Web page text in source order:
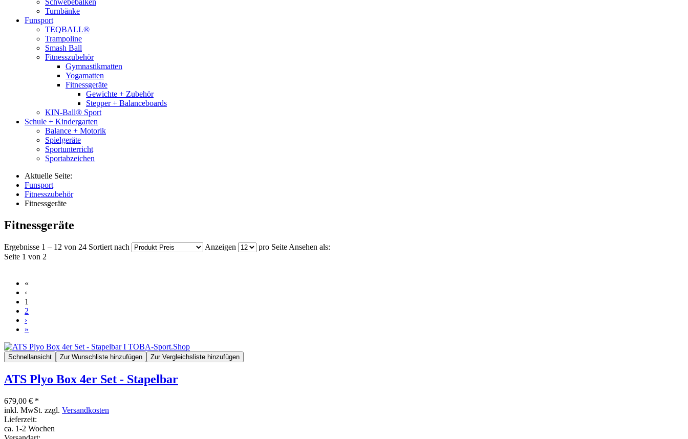
Schwebebalken
Turnbänke
Funsport
TEQBALL®
Trampoline
Smash Ball
Fitnesszubehör
Gymnastikmatten
Yogamatten
Fitnessgeräte
Gewichte + Zubehör
Stepper + Balanceboards
KIN-Ball® Sport
Schule + Kindergarten
Balance + Motorik
Spielgeräte
Sportunterricht
Sportabzeichen
Aktuelle Seite:
Funsport
Fitnesszubehör
Fitnessgeräte
Fitnessgeräte
Ergebnisse 1 – 12 von 24 Sortiert nach Anzeigen pro Seite Ansehen als:
Seite 1 von 2
«
‹
1
2
›
»
Schnellansicht Zur Wunschliste hinzufügen Zur Vergleichsliste hinzufügen
ATS Plyo Box 4er Set - Stapelbar
679,00 € *
inkl. MwSt. zzgl. Versandkosten
Lieferzeit:
ca. 1-2 Wochen